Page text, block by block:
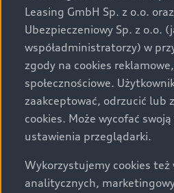
Leasing GmbH Sp. z o.o.
Ubezpieczeniowy Sp. z o.o.
współadministratorzy) w
zgody na cookies
społecznościowe.
zaakceptować, odrzucić lub
cookies. Może wycofać
ustawienia przeglądarki.
Wykorzystujemy cookies też
analitycznych,
za dopłatą. Wiążące ustalenie
specyfikacji pojazdu następują
określenie parametrów
świadectwo homologacji typu
sobie prawo do zmian i
prezentowane na stronie są
zamieszczania. W celu
informacji prosimy kontaktować
Audi.
Wszystkie produkowane
są wykonywane z materiałów